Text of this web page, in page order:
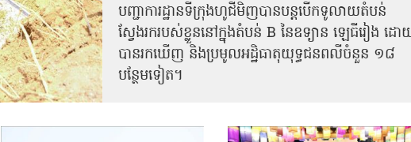
បញ្ជាការដ្ឋានទីក្រុងហូជីមិញបានបន្តបើកទូលាយតំបន់
ស្វែងរករបស់ខ្លួននៅក្នុងតំបន់ B នៃឧទ្យាន ឡេធីរៀង ដ
បានរកឃើញ និងប្រមូលអដ្ឋិធាតុយុទ្ធជនពលីចំនួន ១៨
បន្ថែមទៀត។